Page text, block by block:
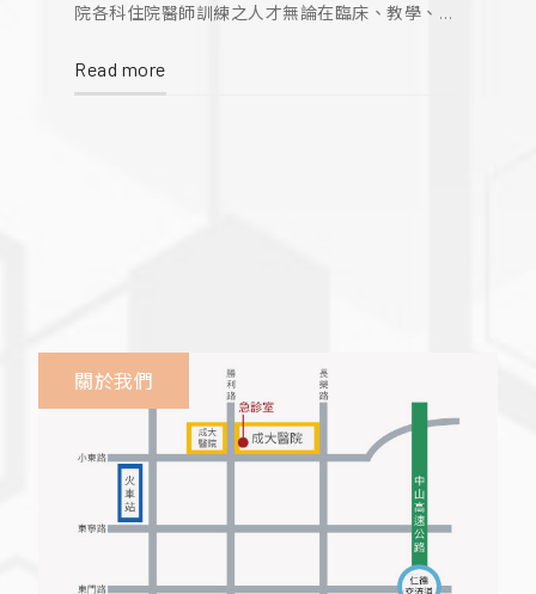
院各科住院醫師訓練之人才無論在臨床、教學、以
立成功大學醫學院附設醫院 急診部(急診學科) 本院
之臨床病患來源除了台南市地區之居民外，更有許
Read more
關於我們